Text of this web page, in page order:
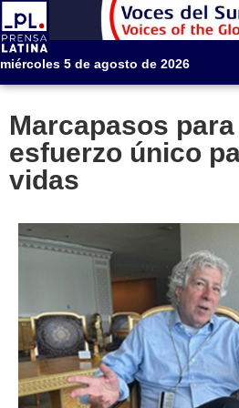
miércoles 5 de agosto de 2026
Marcapasos
esfuerzo único
vidas